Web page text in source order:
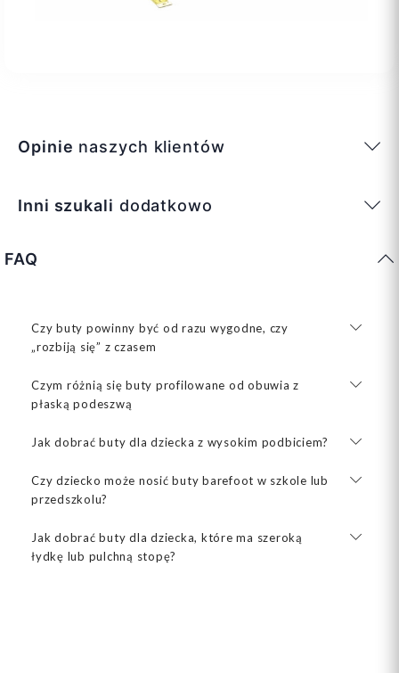
Opinie naszych klientów
Inni szukali dodatkowo
FAQ
Czy buty powinny być od razu wygodne, czy
„rozbiją się” z czasem
Czym różnią się buty profilowane od obuwia z
płaską podeszwą
Jak dobrać buty dla dziecka z wysokim podbiciem?
Czy dziecko może nosić buty barefoot w szkole lub
przedszkolu?
Jak dobrać buty dla dziecka, które ma szeroką
łydkę lub pulchną stopę?